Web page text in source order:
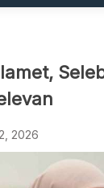
2026